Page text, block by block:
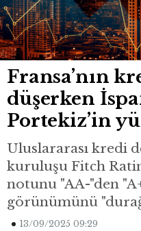
Fransa’nın
düşerken
Portekiz’in
Uluslararası kredi
kuruluşu Fitch
notunu "AA-"den
görünümünü
13/09/2025 09:29